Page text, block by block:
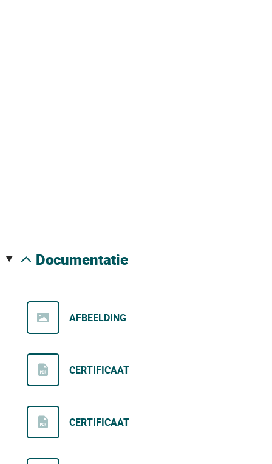
documentatie
AFBEELDING
CERTIFICAAT
CERTIFICAAT